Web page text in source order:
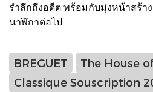
รำลึกถึงอดีต พร้อมกับมุ่งหน้าสร้า
นาฬิกาต่อไป
BREGUET
The House
Classique Souscription